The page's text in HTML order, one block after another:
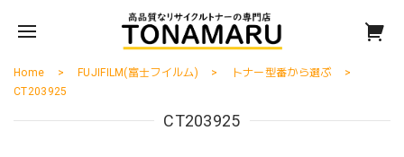
Home FUJIFILM(富士フイルム)
トナー型番から選ぶ
CT203925
CT203925